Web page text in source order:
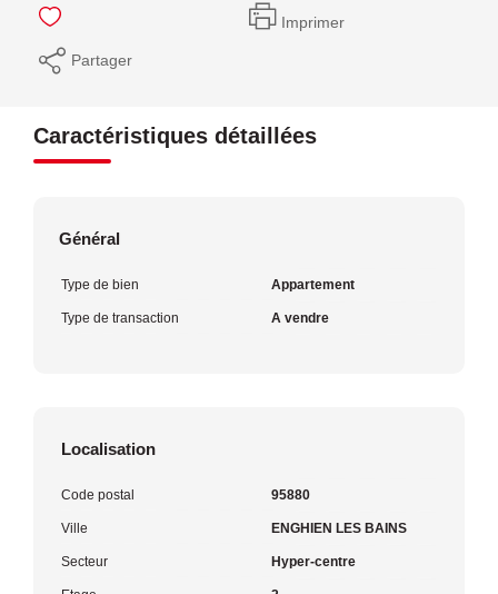
Imprimer
Partager
Caractéristiques détaillées
Général
Type de bien Appartement
Type de transaction A vendre
Localisation
Code postal 95880
Ville ENGHIEN LES BAINS
Secteur Hyper-centre